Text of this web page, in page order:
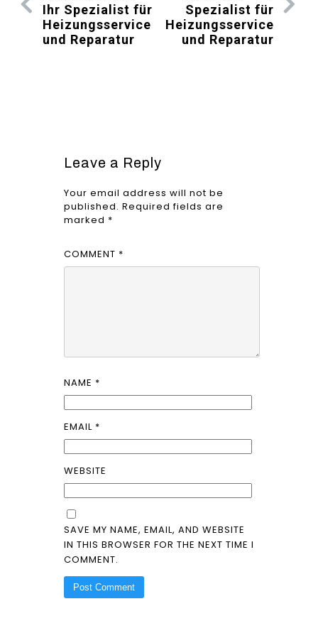
Ihr Spezialist für
Heizungsservice
und Reparatur
Spezialist für
Heizungsservice
und Reparatur
Leave a Reply
Your email address will not be
published. Required fields are
marked *
COMMENT *
NAME *
EMAIL *
WEBSITE
SAVE MY NAME, EMAIL, AND WEBSITE
IN THIS BROWSER FOR THE NEXT TIME I
COMMENT.